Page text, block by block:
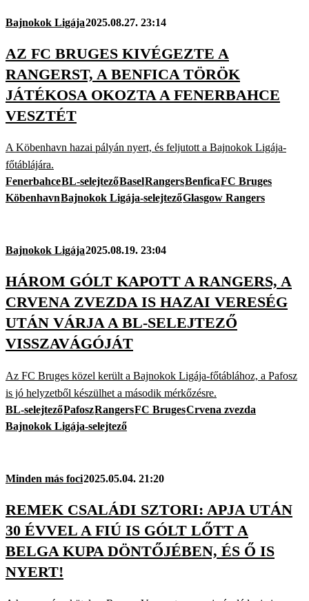
Bajnokok Ligája2025.08.27. 23:14
AZ FC BRUGES KIVÉGEZTE A
RANGERST, A BENFICA TÖRÖK
JÁTÉKOSA OKOZTA A FENERBAHCE
VESZTÉT
A Köbenhavn hazai pályán nyert, és feljutott a Bajnokok Ligája-
főtáblájára.
FenerbahceBL-selejtezőBaselRangersBenficaFC Bruges
KöbenhavnBajnokok Ligája-selejtezőGlasgow Rangers
Bajnokok Ligája2025.08.19. 23:04
HÁROM GÓLT KAPOTT A RANGERS, A
CRVENA ZVEZDA IS HAZAI VERESÉG
UTÁN VÁRJA A BL-SELEJTEZŐ
VISSZAVÁGÓJÁT
Az FC Bruges közel került a Bajnokok Ligája-főtáblához, a Pafosz
is jó helyzetből készülhet a második mérkőzésre.
BL-selejtezőPafoszRangersFC BrugesCrvena zvezda
Bajnokok Ligája-selejtező
Minden más foci2025.05.04. 21:20
REMEK CSALÁDI SZTORI: APJA UTÁN
30 ÉVVEL A FIÚ IS GÓLT LŐTT A
BELGA KUPA DÖNTŐJÉBEN, ÉS Ő IS
NYERT!